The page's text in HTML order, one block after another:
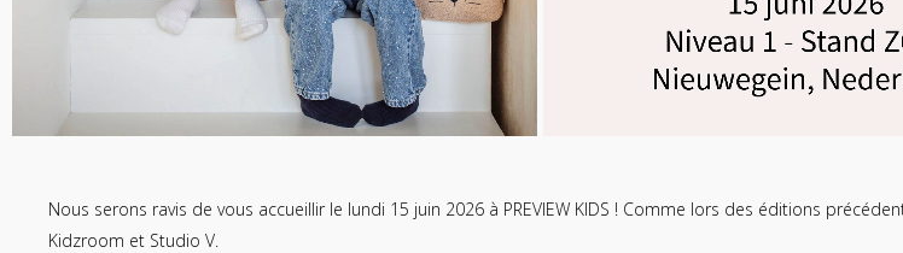
Nous serons ravis de vous accueillir le lundi 15 juin 2026 à PREVIEW KIDS ! Comme lors des éditions
Kidzroom et Studio V.